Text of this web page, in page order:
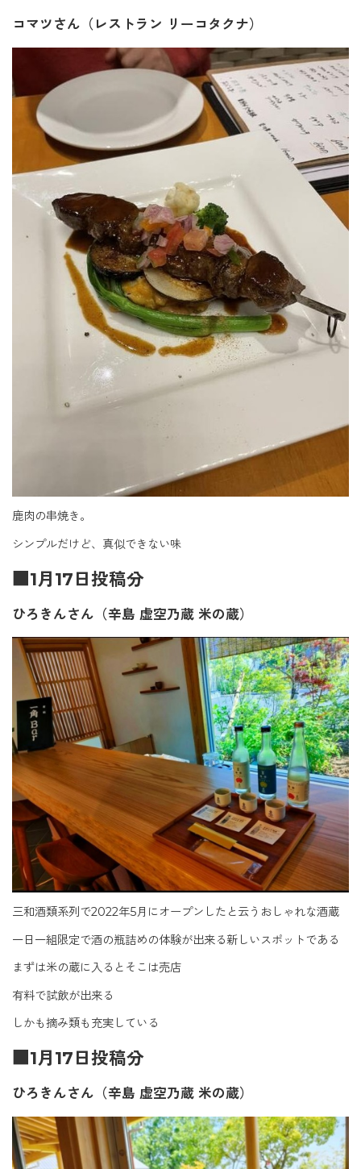
コマツさん（レストラン リーコタクナ）
鹿肉の串焼き。
シンプルだけど、真似できない味
■1月17日投稿分
ひろきんさん（辛島 虚空乃蔵 米の蔵）
三和酒類系列で2022年5月にオープンしたと云うおしゃれな酒蔵
一日一組限定で酒の瓶詰めの体験が出来る新しいスポットである
まずは米の蔵に入るとそこは売店
有料で試飲が出来る
しかも摘み類も充実している
■1月17日投稿分
ひろきんさん（辛島 虚空乃蔵 米の蔵）